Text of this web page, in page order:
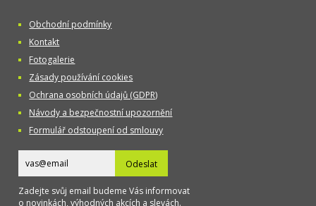
Obchodní podmínky
Kontakt
Fotogalerie
Zásady používání cookies
Ochrana osobních údajů (GDPR)
Návody a bezpečnostní upozornění
Formulář odstoupení od smlouvy
Odeslat
Zadejte svůj email budeme Vás informovat
o novinkách, výhodných akcích a slevách.